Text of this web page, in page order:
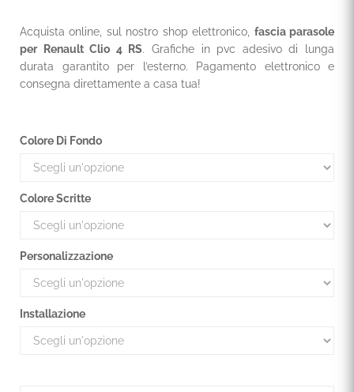
Acquista online, sul nostro shop elettronico, fascia parasole
per Renault Clio 4 RS. Grafiche in pvc adesivo di lunga
durata garantito per l’esterno. Pagamento elettronico e
consegna direttamente a casa tua!
Colore Di Fondo
Colore Scritte
Personalizzazione
Installazione